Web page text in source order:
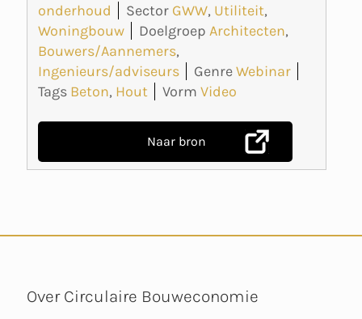
onderhoud
Sector GWW, Utiliteit,
Woningbouw
Doelgroep Architecten,
Bouwers/Aannemers,
Ingenieurs/adviseurs
GenreWebinar
Tags Beton, Hout Vorm Video
Naar bron
Over Circulaire Bouweconomie